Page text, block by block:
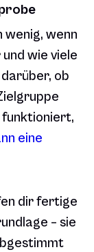
wenig, wenn
wie viele
ob
funktioniert,
eine
dir fertige
– sie